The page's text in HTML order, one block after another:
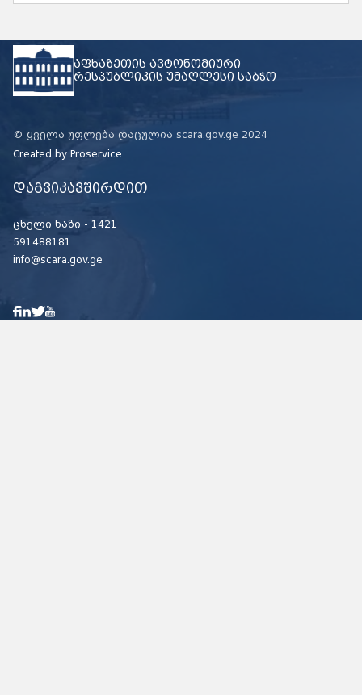
აფხაზეთის ავტონომიური
რესპუბლიკის უმაღლესი საბჭო
© ყველა უფლება დაცულია scara.gov.ge 2024
Created by Proservice
დაგვიკავშირდით
ცხელი ხაზი - 1421
591488181
info@scara.gov.ge